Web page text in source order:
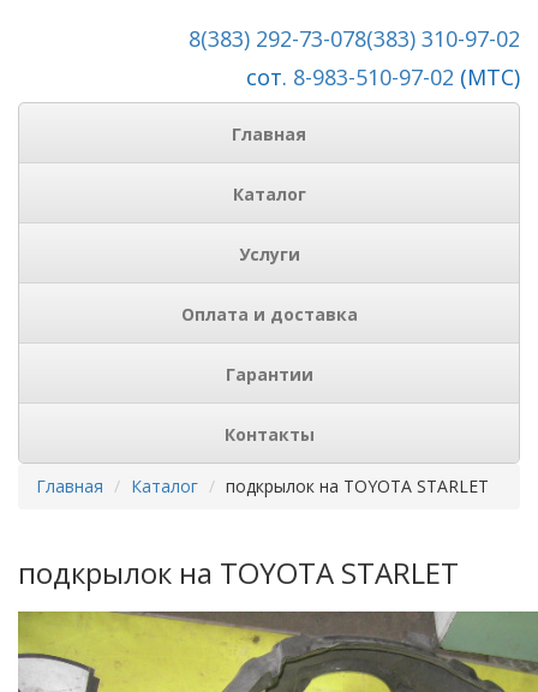
8(383) 310-97-02
8(383) 292-73-07
сот. 8-983-510-97-02 (МТС)
Главная
Каталог
Услуги
Оплата и доставка
Гарантии
Контакты
Главная Каталог подкрылок на TOYOTA STARLET
подкрылок на TOYOTA STARLET